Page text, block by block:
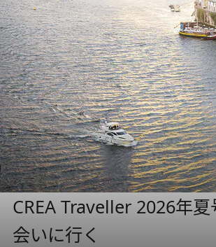
CREA Traveller 2026年
会いに行く